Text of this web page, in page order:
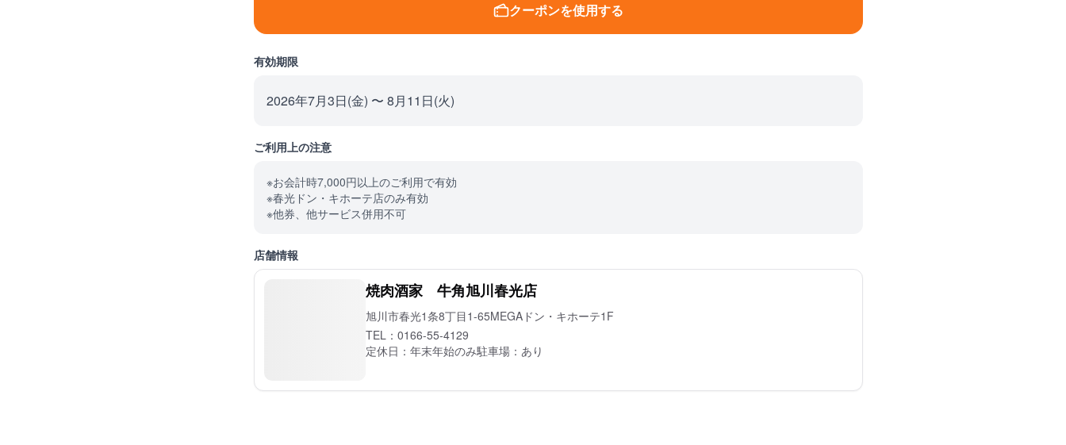
「クーポンを使用する」を押してね！クーポンを使用する
有効期限
2026年7月3日(金) 〜 8月11日(火)
ご利用上の注意
※お会計時7,000円以上のご利用で有効
※春光ドン・キホーテ店のみ有効
※他券、他サービス併用不可
店舗情報
焼肉酒家 牛角旭川春光店
旭川市春光1条8丁目1-65MEGAドン・キホーテ1F
TEL： 0166-55-4129
定休日： 年末年始のみ駐車場： あり